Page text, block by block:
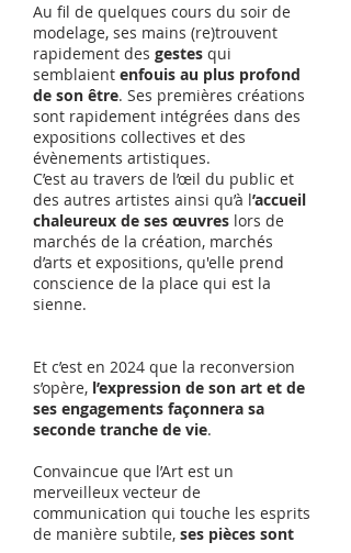
Au fil de quelques cours du soir de
modelage, ses mains (re)trouvent
rapidement des gestes qui
semblaient enfouis au plus profond
de son être. Ses premières créations
sont rapidement intégrées dans des
expositions collectives et des
évènements artistiques.
C’est au travers de l’œil du public et
des autres artistes ainsi qu’à l’accueil
chaleureux de ses œuvres lors de
marchés de la création, marchés
d’arts et expositions, qu'elle prend
conscience de la place qui est la
sienne.
Et c’est en 2024 que la reconversion
s’opère, l’expression de son art et de
ses engagements façonnera sa
seconde tranche de vie.
Convaincue que l’Art est un
merveilleux vecteur de
communication qui touche les esprits
de manière subtile, ses pièces sont